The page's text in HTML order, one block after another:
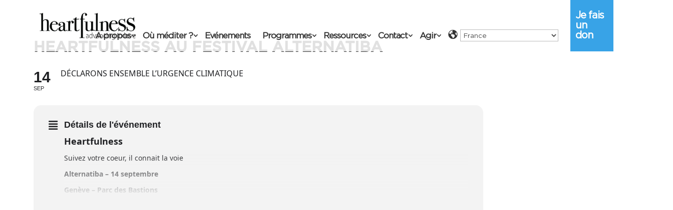
A propos Où méditer ? Evénements Programmes Ressources Contact Agir
Je fais
un
don
HEARTFULNESS AU FESTIVAL ALTERNATIBA
14
SEP
DÉCLARONS ENSEMBLE L’URGENCE CLIMATIQUE
Détails de l'événement
Heartfulness
Suivez votre coeur, il connait la voie
Alternatiba – 14 septembre
Genève – Parc des Bastions